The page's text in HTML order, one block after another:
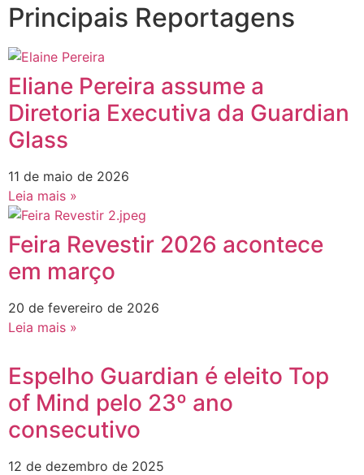
Principais Reportagens
Eliane Pereira assume a
Diretoria Executiva da Guardian
Glass
11 de maio de 2026
Leia mais »
Feira Revestir 2026 acontece
em março
20 de fevereiro de 2026
Leia mais »
Espelho Guardian é eleito Top
of Mind pelo 23º ano
consecutivo
12 de dezembro de 2025